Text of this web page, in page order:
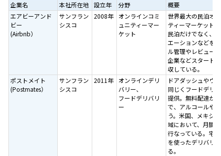
企業名 本社所在地 設立年 分野
概要
エアビーアンド
ビー
(Airbnb）
サンフラン
シスコ
2008年
オンラインコミ
ュニティーマー
ケット
世界最大の民泊オ
ティーマーケット
民泊だけでなく、
エーションなどを
ル管理やレビュー
企業などスタート
収している。
ポストメイト
(Postmates）
サンフラン
シスコ
2011年
オンラインデリ
バリー、
フードデリバリ
ー
ドアダッシュやウ
同じくフードデリ
提供。無料配達が
で、アルコールや
う。米国、メキシ
域において、月間
行なっている。宅
を使ったデリバリ
る。